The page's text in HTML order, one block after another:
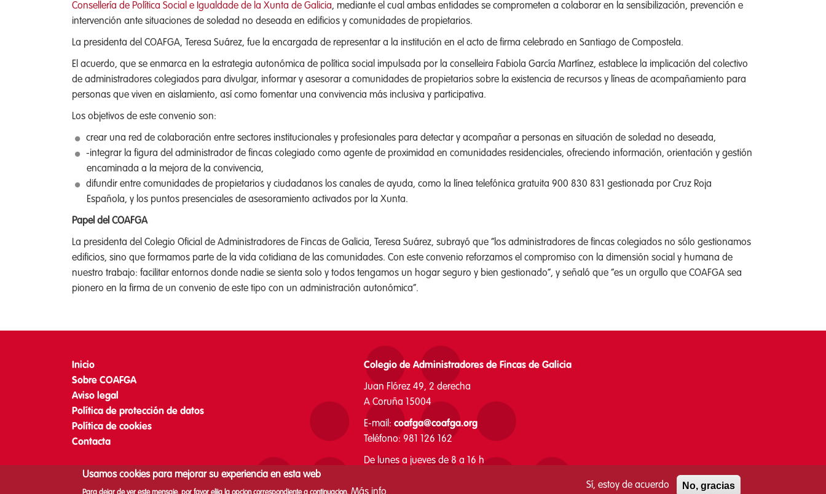
Consellería de Política Social e Igualdade de la Xunta de Galicia, mediante el cual ambas entidades se comprometen a colaborar en la sensibilización, prevención e
intervención ante situaciones de soledad no deseada en edificios y comunidades de propietarios.
La presidenta del COAFGA, Teresa Suárez, fue la encargada de representar a la institución en el acto de firma celebrado en Santiago de Compostela.
El acuerdo, que se enmarca en la estrategia autonómica de política social impulsada por la conselleira Fabiola García Martínez, establece la implicación del colectivo
de administradores colegiados para divulgar, informar y asesorar a comunidades de propietarios sobre la existencia de recursos y líneas de acompañamiento para
personas que viven en aislamiento, así como fomentar una convivencia más inclusiva y participativa.
Los objetivos de este convenio son:
crear una red de colaboración entre sectores institucionales y profesionales para detectar y acompañar a personas en situación de soledad no deseada,
-integrar la figura del administrador de fincas colegiado como agente de proximidad en comunidades residenciales, ofreciendo información, orientación y gestión
encaminada a la mejora de la convivencia,
difundir entre comunidades de propietarios y ciudadanos los canales de ayuda, como la línea telefónica gratuita 900 830 831 gestionada por Cruz Roja
Española, y los puntos presenciales de asesoramiento activados por la Xunta.
Papel del COAFGA
La presidenta del Colegio Oficial de Administradores de Fincas de Galicia, Teresa Suárez, subrayó que “los administradores de fincas colegiados no sólo gestionamos
edificios, sino que formamos parte de la vida cotidiana de las comunidades. Con este convenio reforzamos el compromiso con la dimensión social y humana de
nuestro trabajo: facilitar entornos donde nadie se sienta solo y todos tengamos un hogar seguro y bien gestionado”, y señaló que “es un orgullo que COAFGA sea
pionero en la firma de un convenio de este tipo con un administración autonómica”.
Footer
menu
Inicio
Sobre COAFGA
Aviso legal
Política de protección de datos
Política de cookies
Contacta
Colegio de Administradores de Fincas de Galicia
Juan Flórez 49, 2 derecha
A Coruña 15004
E-mail: coafga@coafga.org
Teléfono: 981 126 162
De lunes a jueves de 8 a 16 h
Usamos cookies para mejorar su experiencia en esta web
Sí, estoy de acuerdo No, gracias